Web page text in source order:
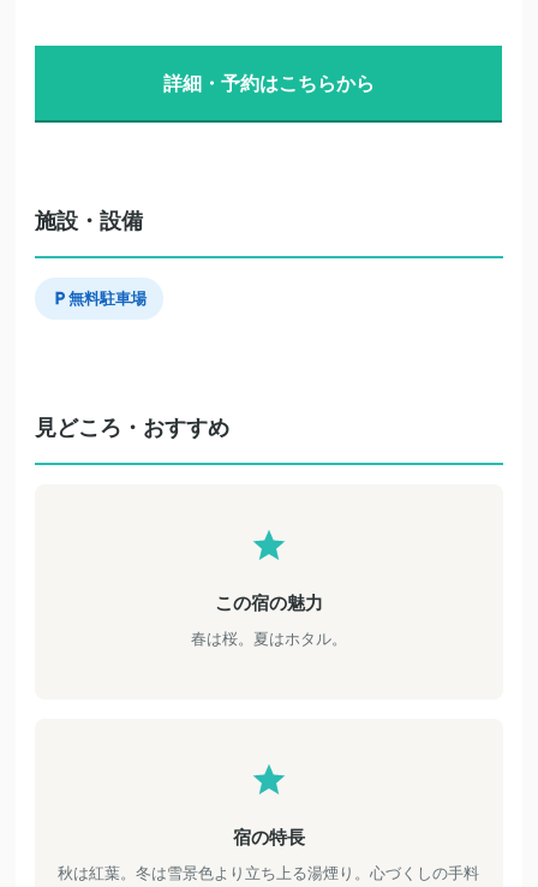
詳細・予約はこちらから
施設・設備
無料駐車場
見どころ・おすすめ
この宿の魅力
春は桜。夏はホタル。
宿の特長
秋は紅葉。冬は雪景色より立ち上る湯煙り。心づくしの手料